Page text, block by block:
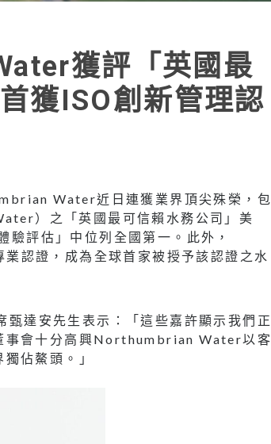
獲評「英國最
獲ISO創新管理認
Water近日連獲業界頂尖殊榮，包
）之「英國最可信賴水務公司」美
評估」中位列全國第一。此外，
認證，成為全球首家被授予該認證之水
達安先生表示：「這些嘉許顯示我們正
事會十分高興Northumbrian Water以客
佔鰲頭。」